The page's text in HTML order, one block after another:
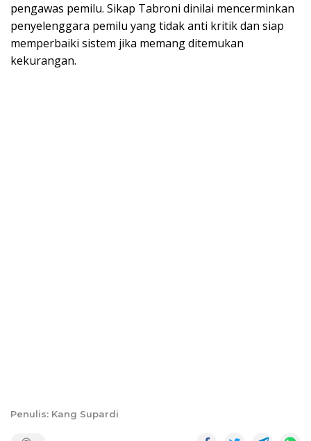
pengawas pemilu. Sikap Tabroni dinilai mencerminkan
penyelenggara pemilu yang tidak anti kritik dan siap
memperbaiki sistem jika memang ditemukan
kekurangan.
Penulis: Kang Supardi